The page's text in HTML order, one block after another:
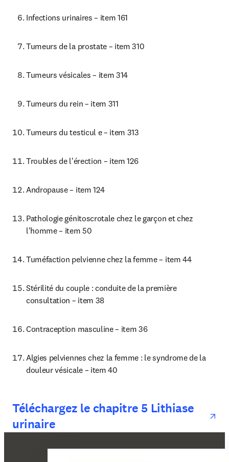
Infections urinaires – item 161
Tumeurs de la prostate – item 310
Tumeurs vésicales – item 314
Tumeurs du rein – item 311
Tumeurs du testicul e – item 313
Troubles de l'érection – item 126
Andropause – item 124
Pathologie génitoscrotale chez le garçon et chez
l'homme – item 50
Tuméfaction pelvienne chez la femme – item 44
Stérilité du couple : conduite de la première
consultation – item 38
Contraception masculine – item 36
Algies pelviennes chez la femme : le syndrome de la
douleur vésicale – item 40
Téléchargez le chapitre 5 Lithiase
urinaire